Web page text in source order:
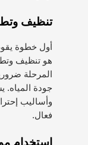
تنظيف
أول خطوة
هو تنظيف
المرحلة
جودة المياه.
وأساليب
فعال.
إستخدام